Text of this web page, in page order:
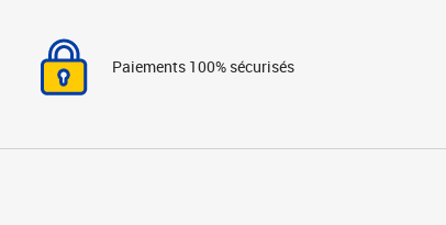
Paiements 100% sécurisés